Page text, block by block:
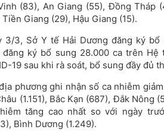
(83), An Giang (55), Đồng Tháp
Tiền Giang (29), Hậu Giang (15).
3/3, Sở Y tế Hải Dương đăng ký
đăng ký bổ sung 28.000 ca trên Hệ
19 sau khi rà soát, bổ sung đầy đủ
phương ghi nhận số ca nhiễm
(1.151), Bắc Kạn (687), Đắk Nông
tăng cao nhất so với ngày
Bình Dương (1.249).